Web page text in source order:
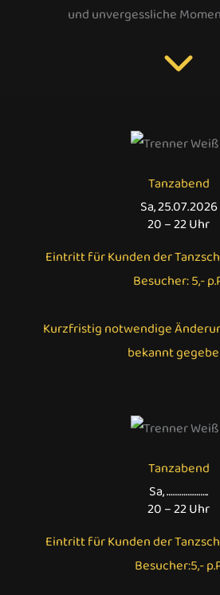
und unvergessliche
Tanzabend
Sa, 25.07.2026
20 – 22 Uhr
Eintritt für Kunden der
Besucher: 5,-
Kurzfristig notwendige
bekannt
Tanzabend
Sa, ………………..
20 – 22 Uhr
Eintritt für Kunden der
Besucher:5,-